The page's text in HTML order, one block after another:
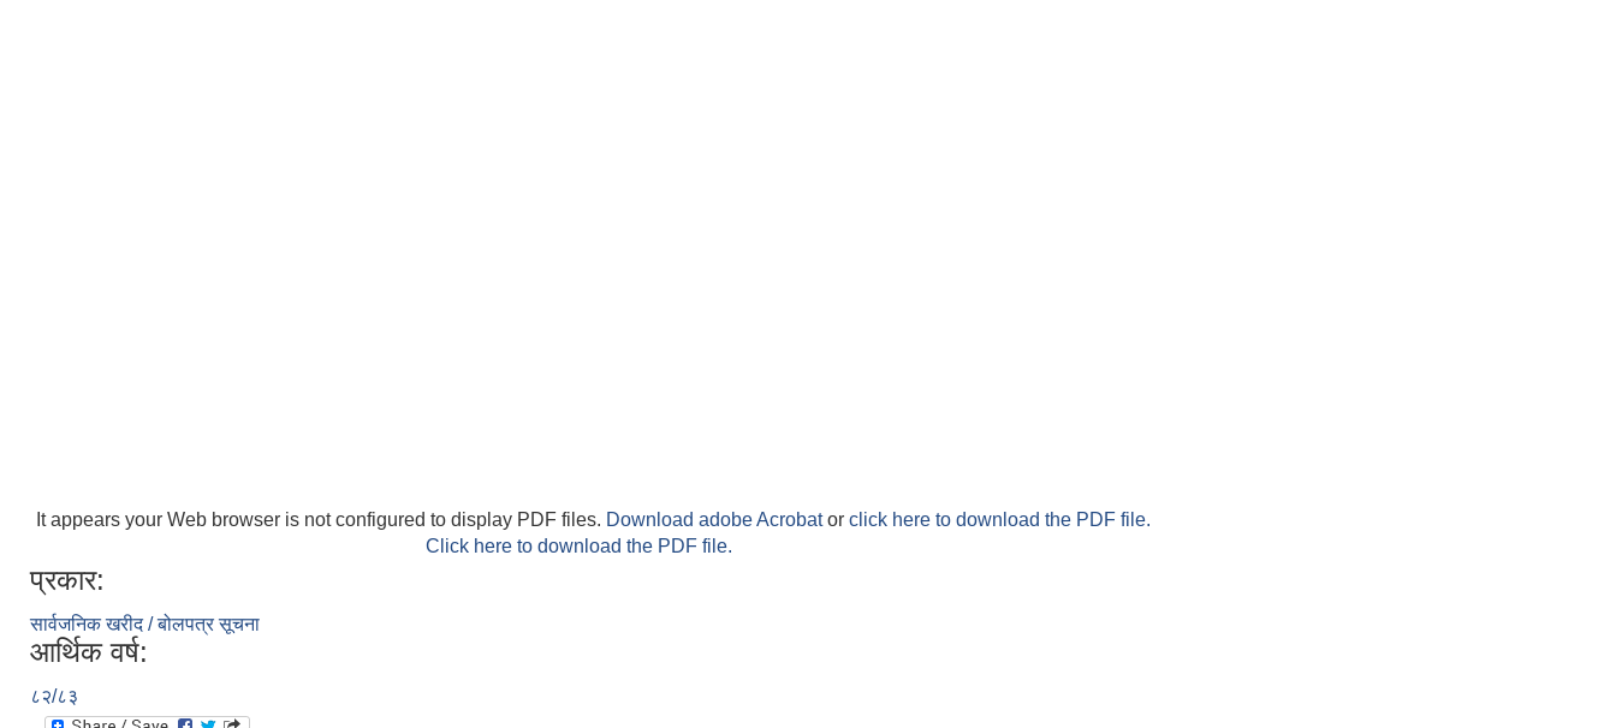
It appears your Web browser is not configured to display PDF files. Download adobe Acrobator click here to download the PDF file.
Click here to download the PDF file.
प्रकार:
सार्वजनिक खरीद / बोलपत्र सूचना
आर्थिक वर्ष:
८२/८३